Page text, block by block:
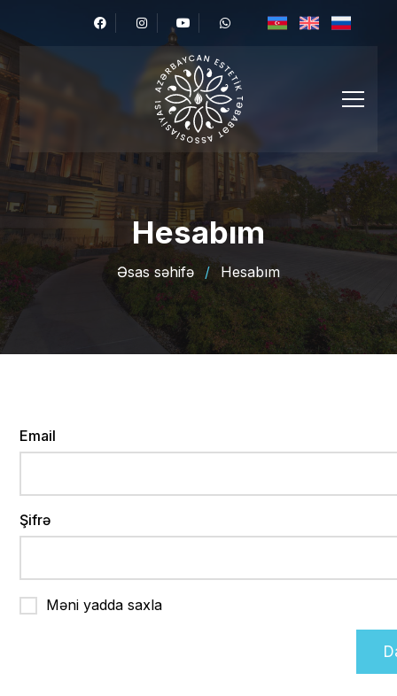
Hesabım
Əsas səhifə / Hesabım
Email
Şifrə
Məni yadda saxla